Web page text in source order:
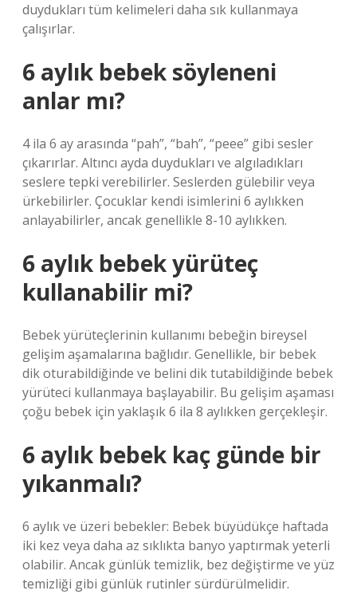
duydukları tüm kelimeleri daha sık kullanmaya
çalışırlar.
6 aylık bebek söyleneni
anlar mı?
4 ila 6 ay arasında “pah”, “bah”, “peee” gibi sesler
çıkarırlar. Altıncı ayda duydukları ve algıladıkları
seslere tepki verebilirler. Seslerden gülebilir veya
ürkebilirler. Çocuklar kendi isimlerini 6 aylıkken
anlayabilirler, ancak genellikle 8-10 aylıkken.
6 aylık bebek yürüteç
kullanabilir mi?
Bebek yürüteçlerinin kullanımı bebeğin bireysel
gelişim aşamalarına bağlıdır. Genellikle, bir bebek
dik oturabildiğinde ve belini dik tutabildiğinde bebek
yürüteci kullanmaya başlayabilir. Bu gelişim aşaması
çoğu bebek için yaklaşık 6 ila 8 aylıkken gerçekleşir.
6 aylık bebek kaç günde bir
yıkanmalı?
6 aylık ve üzeri bebekler: Bebek büyüdükçe haftada
iki kez veya daha az sıklıkta banyo yaptırmak yeterli
olabilir. Ancak günlük temizlik, bez değiştirme ve yüz
temizliği gibi günlük rutinler sürdürülmelidir.